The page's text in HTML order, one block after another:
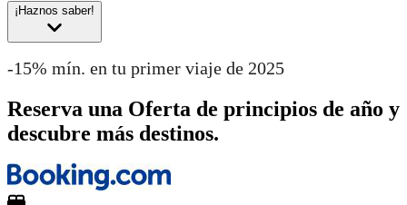
¡Haznos saber!
-15% mín. en tu primer viaje de 2025
Reserva una Oferta de principios de año y
descubre más destinos.